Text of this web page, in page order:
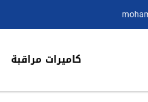
كاميرات مراقبة